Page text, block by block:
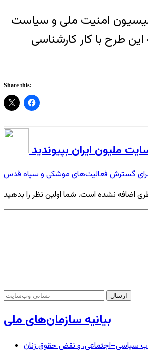
امنیت ملی و سیاست
طرح با کار کارشناسی
Share this:
ملیون ایران بپیوندید
بیانیه سازمان‌های ملی
سیاسی–اجتماعی، و نقض حقوق زنان